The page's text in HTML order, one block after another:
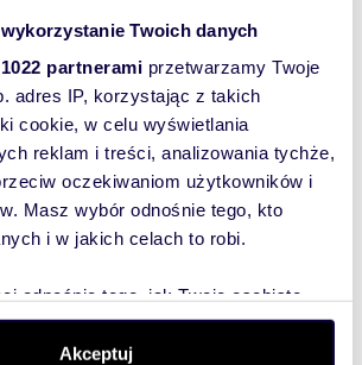
Twoich danych
partnerami przetwarzamy Twoje
adres IP, korzystając z takich
cookie, w celu wyświetlania
reklam i treści, analizowania tychże,
oczekiwaniom użytkowników i
Masz wybór odnośnie tego, kto
i w jakich celach to robi.
odnośnie tego, jak Twoje osobiste
oraz ustaw własne preferencje w
. W Deklaracji plików cookie możesz
Akceptuj
Wyślij
wiadomość
To najlepszy
sposób, aby
właściciel
oferty
szybko się z
Tobą
skontaktował!